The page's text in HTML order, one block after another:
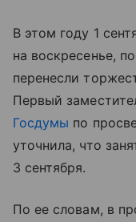
В этом году 1
на воскресенье,
перенесли
Первый
Госдумы по
уточнила, что
3 сентября.
По ее словам, в